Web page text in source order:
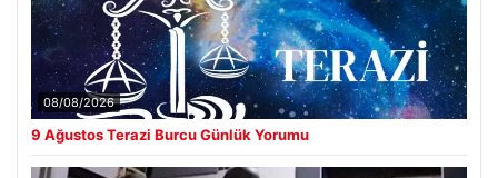
08/08/2026
9 Ağustos Terazi Burcu Günlük Yorumu